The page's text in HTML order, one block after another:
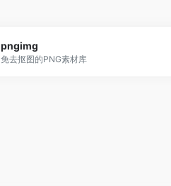
pngimg
免去抠图的PNG素材库